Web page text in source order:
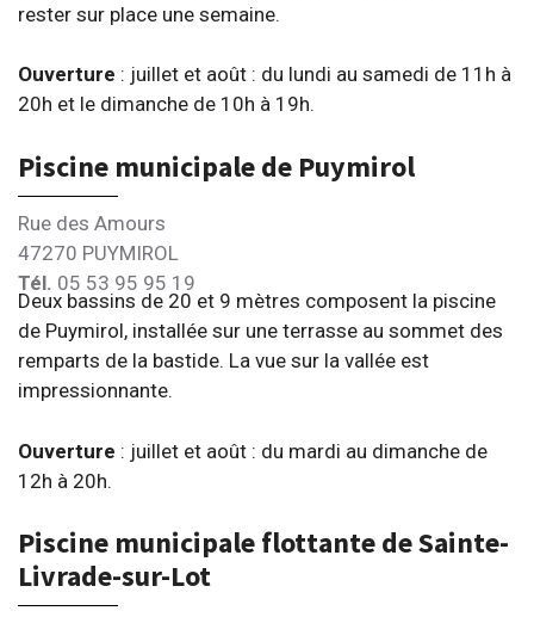
rester sur place une semaine.
Ouverture : juillet et août : du lundi au samedi de 11h à
20h et le dimanche de 10h à 19h.
Piscine municipale de Puymirol
Rue des Amours
47270 PUYMIROL
Tél. 05 53 95 95 19
Deux bassins de 20 et 9 mètres composent la piscine
de Puymirol, installée sur une terrasse au sommet des
remparts de la bastide. La vue sur la vallée est
impressionnante.
Ouverture : juillet et août : du mardi au dimanche de
12h à 20h.
Piscine municipale flottante de Sainte-
Livrade-sur-Lot